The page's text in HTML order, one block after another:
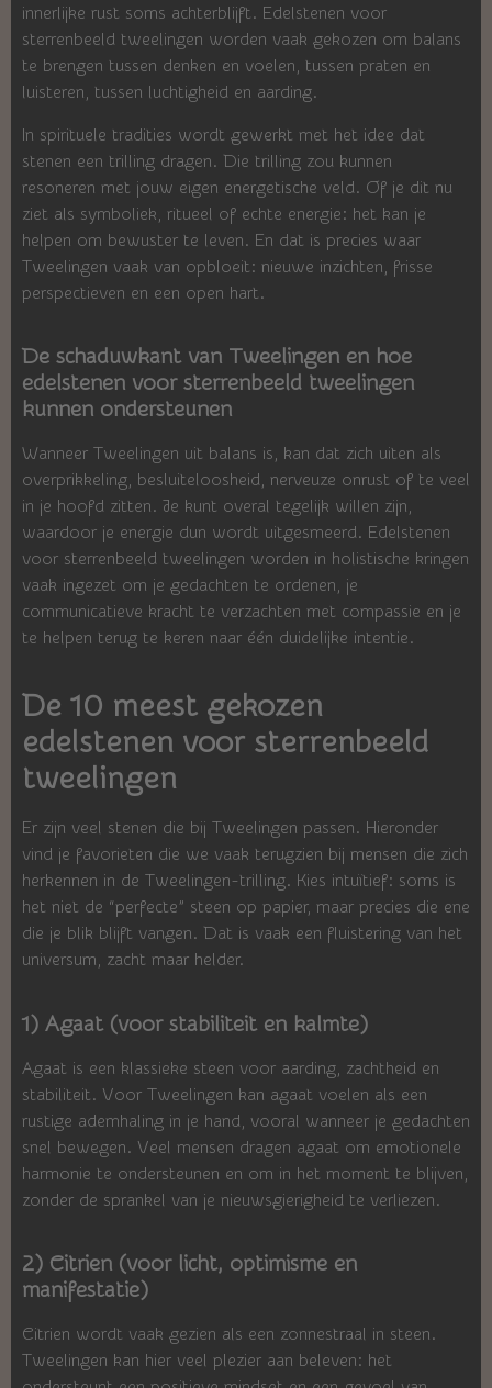
innerlijke rust soms achterblijft. Edelstenen voor
sterrenbeeld tweelingen worden vaak gekozen om balans
te brengen tussen denken en voelen, tussen praten en
luisteren, tussen luchtigheid en aarding.
In spirituele tradities wordt gewerkt met het idee dat
stenen een trilling dragen. Die trilling zou kunnen
resoneren met jouw eigen energetische veld. Of je dit nu
ziet als symboliek, ritueel of echte energie: het kan je
helpen om bewuster te leven. En dat is precies waar
Tweelingen vaak van opbloeit: nieuwe inzichten, frisse
perspectieven en een open hart.
De schaduwkant van Tweelingen en hoe
edelstenen voor sterrenbeeld tweelingen
kunnen ondersteunen
Wanneer Tweelingen uit balans is, kan dat zich uiten als
overprikkeling, besluiteloosheid, nerveuze onrust of te veel
in je hoofd zitten. Je kunt overal tegelijk willen zijn,
waardoor je energie dun wordt uitgesmeerd. Edelstenen
voor sterrenbeeld tweelingen worden in holistische kringen
vaak ingezet om je gedachten te ordenen, je
communicatieve kracht te verzachten met compassie en je
te helpen terug te keren naar één duidelijke intentie.
De 10 meest gekozen
edelstenen voor sterrenbeeld
tweelingen
Er zijn veel stenen die bij Tweelingen passen. Hieronder
vind je favorieten die we vaak terugzien bij mensen die zich
herkennen in de Tweelingen-trilling. Kies intuïtief: soms is
het niet de “perfecte” steen op papier, maar precies die ene
die je blik blijft vangen. Dat is vaak een fluistering van het
universum, zacht maar helder.
1) Agaat (voor stabiliteit en kalmte)
Agaat is een klassieke steen voor aarding, zachtheid en
stabiliteit. Voor Tweelingen kan agaat voelen als een
rustige ademhaling in je hand, vooral wanneer je gedachten
snel bewegen. Veel mensen dragen agaat om emotionele
harmonie te ondersteunen en om in het moment te blijven,
zonder de sprankel van je nieuwsgierigheid te verliezen.
2) Citrien (voor licht, optimisme en
manifestatie)
Citrien wordt vaak gezien als een zonnestraal in steen.
Tweelingen kan hier veel plezier aan beleven: het